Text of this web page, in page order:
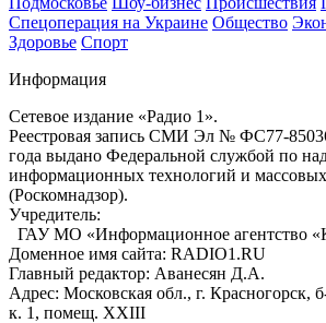
Спецоперация на Украине Общество
Здоровье Спорт
Информация
Сетевое издание «Радио 1».
Реестровая запись СМИ Эл № ФС77-
года выдано Федеральной службой по
информационных технологий и
(Роскомнадзор).
Учредитель:
ГАУ МО «Информационное агентство
Доменное имя сайта: RADIO1.RU
Главный редактор: Аванесян Д.А.
Адрес: Московская обл., г. Красногорск,
к. 1, помещ. XXIII